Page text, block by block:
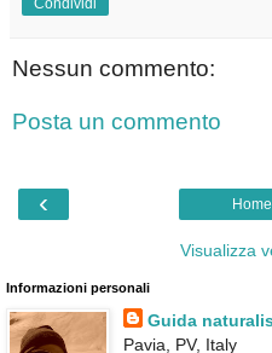
Condividi
Nessun commento:
Posta un commento
‹
Visualizza
Informazioni personali
Guida
Pavia, PV, Italy